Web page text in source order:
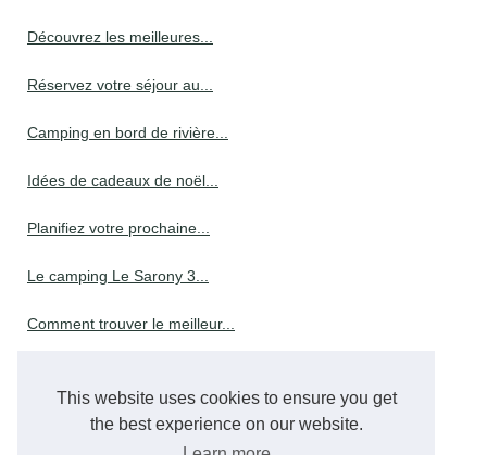
This website uses cookies to ensure you get
the best experience on our website.
Découvrez les meilleures...
Réservez votre séjour au...
Camping en bord de rivière...
Idées de cadeaux de noël...
Planifiez votre prochaine...
Le camping Le Sarony 3...
Comment trouver le meilleur...
Compagnie aérienne